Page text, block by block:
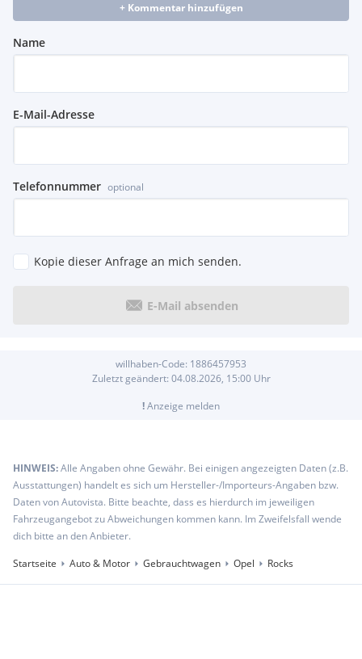
+ Kommentar hinzufügen
Name
E-Mail-Adresse
Telefonnummer optional
Kopie dieser Anfrage an mich senden.
E-Mail absenden
willhaben-Code: 1886457953
Zuletzt geändert: 04.08.2026, 15:00Uhr
!Anzeige melden
HINWEIS:Alle Angaben ohne Gewähr. Bei einigen angezeigten Daten (z.B.
Ausstattungen) handelt es sich um Hersteller-/Importeurs-Angaben bzw.
Daten von Autovista. Bitte beachte, dass es hierdurch im jeweiligen
Fahrzeugangebot zu Abweichungen kommen kann. Im Zweifelsfall wende
dich bitte an den Anbieter.
Startseite
Auto & Motor Gebrauchtwagen Opel Rocks